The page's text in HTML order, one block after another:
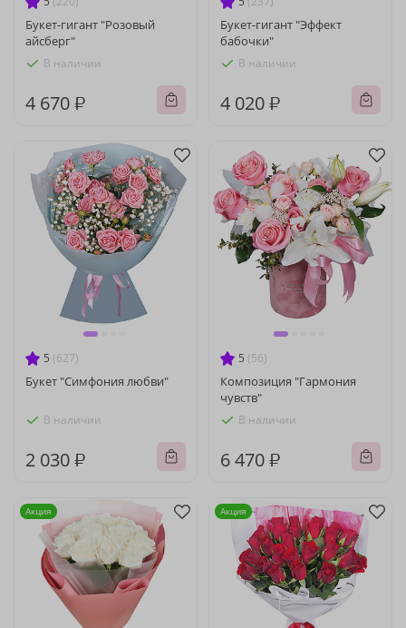
Букет-гигант "Розовый
айсберг"
В наличии
4 670 ₽
Букет-гигант "Эффект
бабочки"
В наличии
4 020 ₽
5 (627)
Букет "Симфония любви"
В наличии
2 030 ₽
5 (56)
Композиция "Гармония
чувств"
В наличии
6 470 ₽
Акция Акция